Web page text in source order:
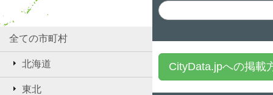
全ての市町村
北海道
東北
CityData.jpへの掲載